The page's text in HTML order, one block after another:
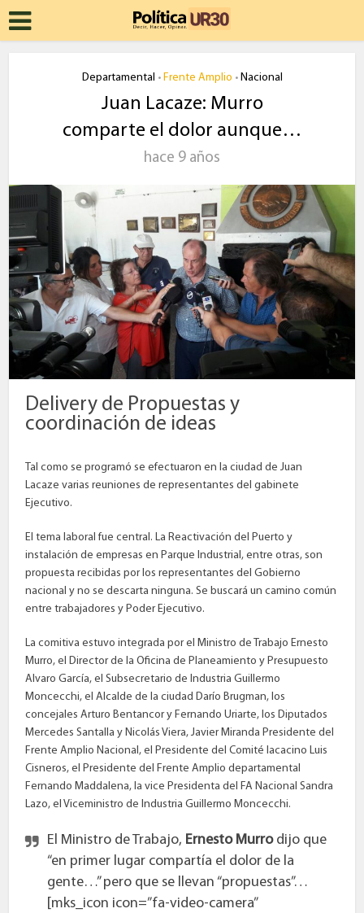
Departamental • Frente Amplio • Nacional
Juan Lacaze: Murro
comparte el dolor aunque…
hace 9 años
Delivery de Propuestas y
coordinación de ideas
Tal como se programó se efectuaron en la ciudad de Juan
Lacaze varias reuniones de representantes del gabinete
Ejecutivo.
El tema laboral fue central. La Reactivación del Puerto y
instalación de empresas en Parque Industrial, entre otras, son
propuesta recibidas por los representantes del Gobierno
nacional y no se descarta ninguna. Se buscará un camino común
entre trabajadores y Poder Ejecutivo.
La comitiva estuvo integrada por el Ministro de Trabajo Ernesto
Murro, el Director de la Oficina de Planeamiento y Presupuesto
Alvaro García, el Subsecretario de Industria Guillermo
Moncecchi, el Alcalde de la ciudad Darío Brugman, los
concejales Arturo Bentancor y Fernando Uriarte, los Diputados
Mercedes Santalla y Nicolás Viera, Javier Miranda Presidente del
Frente Amplio Nacional, el Presidente del Comité lacacino Luis
Cisneros, el Presidente del Frente Amplio departamental
Fernando Maddalena, la vice Presidenta del FA Nacional Sandra
Lazo, el Viceministro de Industria Guillermo Moncecchi.
El Ministro de Trabajo, Ernesto Murrodijo que
“en primer lugar compartía el dolor de la
gente…” pero que se llevan “propuestas”…
[mks_icon icon=”fa-video-camera”